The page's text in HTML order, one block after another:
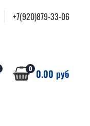
+7(920)879-33-06
0 0.00 руб